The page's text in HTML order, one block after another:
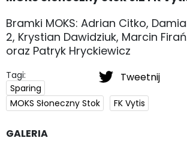
Bramki MOKS: Adrian Citko,
2, Krystian Dawidziuk, Marcin
oraz Patryk Hryckiewicz
Tweetnij
Tagi:
Sparing
MOKS Słoneczny Stok
FK Vytis
GALERIA